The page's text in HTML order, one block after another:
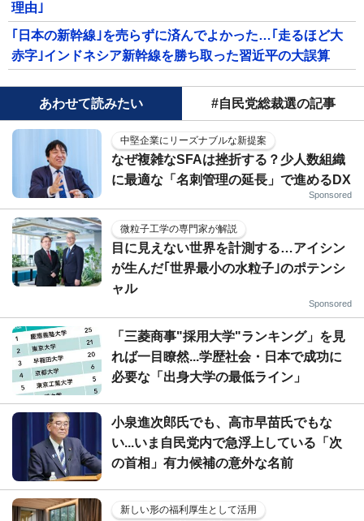
理由｣
｢日本の新幹線｣を売らずに済んでよかった…｢走るほど大
赤字｣インドネシア新幹線を勝ち取った習近平の大誤算
あわせて読みたい #自民党総裁選の記事
中堅企業にリーズナブルな新提案
なぜ複雑なSFAは挫折する？少人数組織
に最適な「名刺管理の延長」で進めるDX
Sponsored
微粒子工学の専門家が解説
目に見えない世界を計測する…アイシン
が生んだ｢世界最小の水粒子｣のポテンシ
ャル
Sponsored
「三菱商事"採用大学"ランキング」を見
れば一目瞭然...学歴社会・日本で成功に
必要な「出身大学の最低ライン」
小泉進次郎氏でも、高市早苗氏でもな
い...いま自民党内で急浮上している「次
の首相」有力候補の意外な名前
新しい形の福利厚生として活用